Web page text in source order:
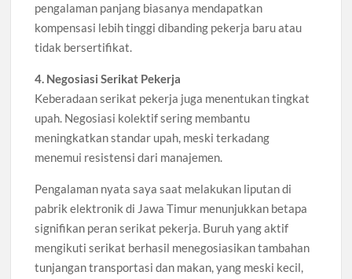
pengalaman panjang biasanya mendapatkan
kompensasi lebih tinggi dibanding pekerja baru atau
tidak bersertifikat.
4. Negosiasi Serikat Pekerja
Keberadaan serikat pekerja juga menentukan tingkat
upah. Negosiasi kolektif sering membantu
meningkatkan standar upah, meski terkadang
menemui resistensi dari manajemen.
Pengalaman nyata saya saat melakukan liputan di
pabrik elektronik di Jawa Timur menunjukkan betapa
signifikan peran serikat pekerja. Buruh yang aktif
mengikuti serikat berhasil menegosiasikan tambahan
tunjangan transportasi dan makan, yang meski kecil,